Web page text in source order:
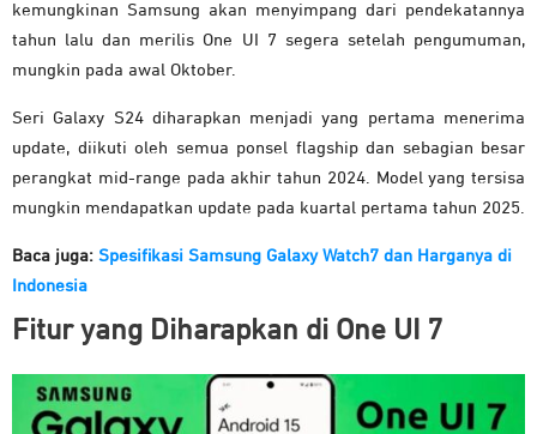
kemungkinan Samsung akan menyimpang dari pendekatannya
tahun lalu dan merilis One UI 7 segera setelah pengumuman,
mungkin pada awal Oktober.
Seri Galaxy S24 diharapkan menjadi yang pertama menerima
update, diikuti oleh semua ponsel flagship dan sebagian besar
perangkat mid-range pada akhir tahun 2024. Model yang tersisa
mungkin mendapatkan update pada kuartal pertama tahun 2025.
Baca juga: Spesifikasi Samsung Galaxy Watch7 dan Harganya di
Indonesia
Fitur yang Diharapkan di One UI 7